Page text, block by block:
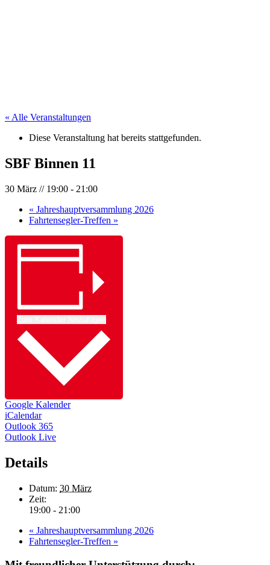
« Alle Veranstaltungen
Diese Veranstaltung hat bereits stattgefunden.
SBF Binnen 11
30 März // 19:00 - 21:00
« Jahreshauptversammlung 2026
Fahrtensegler-Treffen »
Google Kalender
iCalendar
Outlook 365
Outlook Live
Details
Datum: 30 März
Zeit:
19:00 - 21:00
« Jahreshauptversammlung 2026
Fahrtensegler-Treffen »